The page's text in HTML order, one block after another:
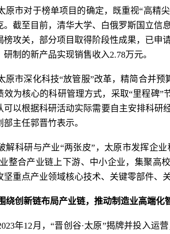
原市对于榜单项目的确定，既重视“高精
。截至目前，清华大学、白俄罗斯国立信
榜攻关，部分项目取得阶段性成果，已申
研制的新产品实现销售收入2.78万元。
原市深化科技“放管服”改革，精简合并
效为核心的科研管理方式，采取“里程碑”
可以根据科研活动实际需要自主安排科研
部主任郭晋竹表示。
解科研与产业“两张皮”，太原市发挥企
整合产业链上下游、中小企业，集聚高
坚重点产业领域核心技术、关键零部件、
绕创新链布局产业链，推动制造业高端化
年12月，“晋创谷·太原”揭牌并投入运